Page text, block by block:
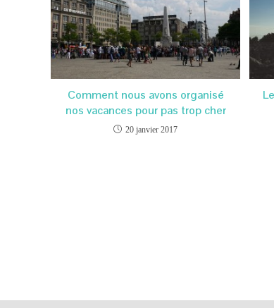
Comment nous avons organisé
nos vacances pour pas trop cher
20 janvier 2017